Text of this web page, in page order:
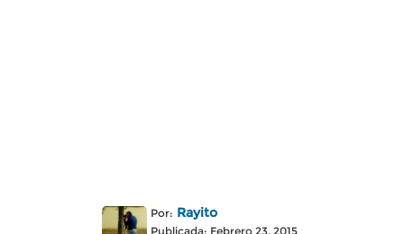
Por: Rayito
Publicada: Febrero 23, 2015